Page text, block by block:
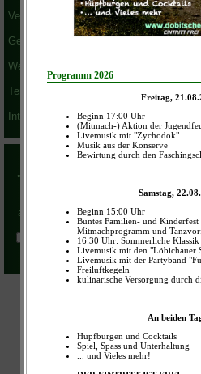
Verkehr und ÖPNV
Geschichte
Weblinks
Termine
Interaktiv
Facebook